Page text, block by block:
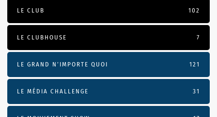
LE CLUB 102
LE CLUBHOUSE 7
LE GRAND N’IMPORTE QUOI 121
LE MÉDIA CHALLENGE 31